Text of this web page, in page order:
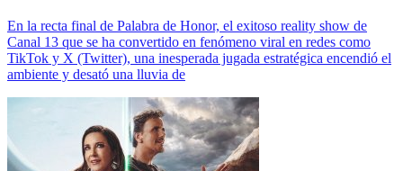
En la recta final de Palabra de Honor, el exitoso reality show de
Canal 13 que se ha convertido en fenómeno viral en redes como
TikTok y X (Twitter), una inesperada jugada estratégica encendió el
ambiente y desató una lluvia de